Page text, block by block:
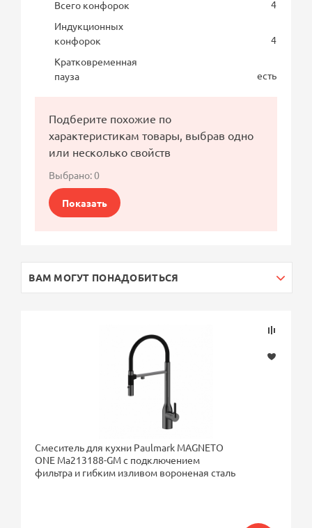
Всего конфорок
4
Индукционных
конфорок
4
Кратковременная
пауза
есть
Подберите похожие по
характеристикам товары, выбрав одно
или несколько свойств
Выбрано:0
Показать
ВАМ МОГУТ ПОНАДОБИТЬСЯ
Смеситель для кухни Paulmark MAGNETO
ONE Ma213188-GM с подключением
фильтра и гибким изливом вороненая сталь